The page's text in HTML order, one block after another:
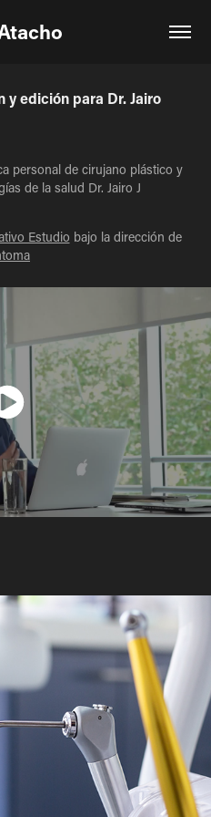
y edición para Dr. Jairo
personal de cirujano plástico y
de la salud Dr. Jairo J
Estudio bajo la dirección de